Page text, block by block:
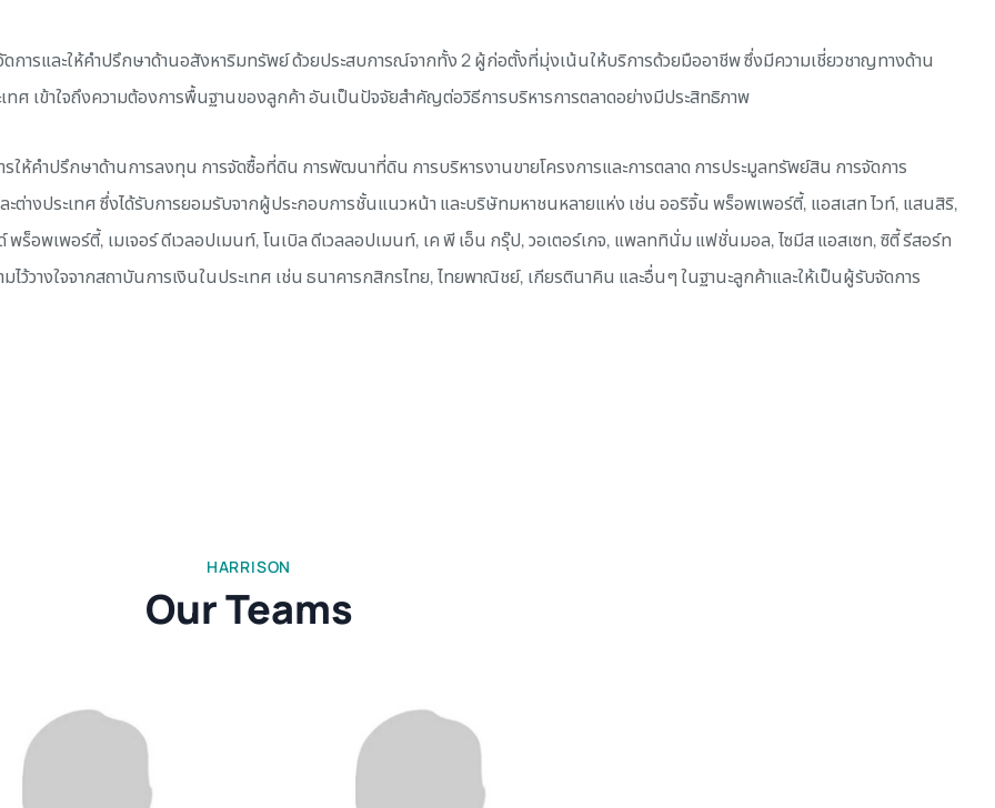
ารและให้คำปรึกษาด้านอสังหาริมทรัพย์ ด้วยประสบการณ์จากทั้ง 2 ผู้ก่อตั้งที่มุ่งเน้นให้บริการด้วยมืออาชีพ ซึ่งมีความเชี่ยวชาญทางด้าน
ทศ เข้าใจถึงความต้องการพื้นฐานของลูกค้า อันเป็นปัจจัยสำคัญต่อวิธีการบริหารการตลาดอย่างมีประสิทธิภาพ
ห้คำปรึกษาด้านการลงทุน การจัดซื้อที่ดิน การพัฒนาที่ดิน การบริหารงานขายโครงการและการตลาด การประมูลทรัพย์สิน การจัดการ
างประเทศ ซึ่งได้รับการยอมรับจากผู้ประกอบการชั้นแนวหน้า และบริษัทมหาชนหลายแห่ง เช่น ออริจิ้น พร็อพเพอร์ตี้, แอสเสท ไวท์, แสนสิริ,
อพเพอร์ตี้, เมเจอร์ ดีเวลอปเมนท์, โนเบิล ดีเวลลอปเมนท์, เค พี เอ็น กรุ๊ป, วอเตอร์เกจ, แพลททินั่ม แฟชั่นมอล, ไซมีส แอสเซท, ซิตี้ รีสอร์ท
วางใจจากสถาบันการเงินในประเทศ เช่น ธนาคารกสิกรไทย, ไทยพาณิชย์, เกียรตินาคิน และอื่นๆ ในฐานะลูกค้าและให้เป็นผู้รับจัดการ
HARRISON
Our Teams